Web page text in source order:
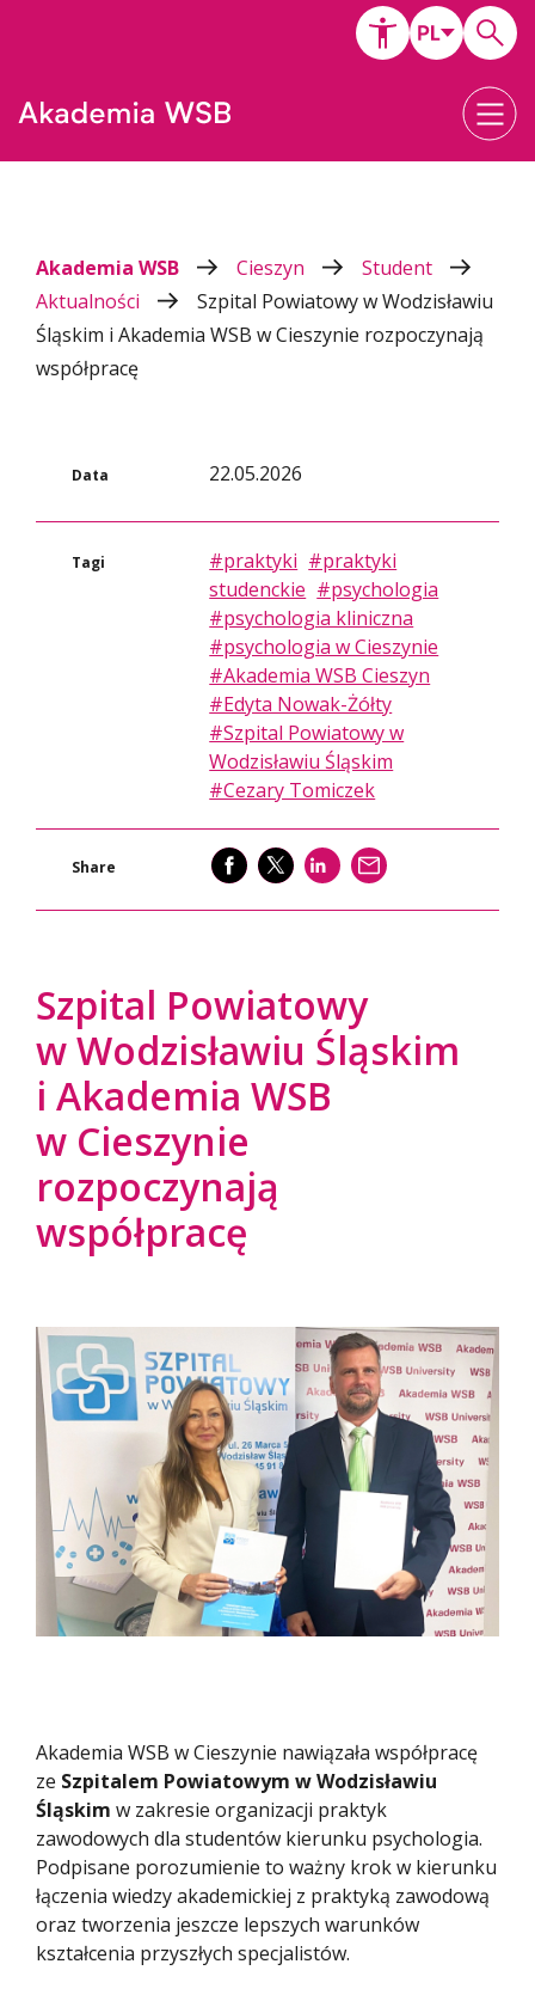
Akademia WSB Cieszyn
Student
Aktualności
Szpital Powiatowy w Wodzisławiu
Śląskim i Akademia WSB w Cieszynie rozpoczynają
współpracę
Data 22.05.2026
Tagi #praktyki #praktyki
studenckie #psychologia
#psychologia kliniczna
#psychologia w Cieszynie
#Akademia WSB Cieszyn
#Edyta Nowak-Żółty
#Szpital Powiatowy w
Wodzisławiu Śląskim
#Cezary Tomiczek
Share SHARE SHARE SHARE
Szpital Powiatowy
w Wodzisławiu Śląskim
i Akademia WSB
w Cieszynie
rozpoczynają
współpracę
Akademia WSB w Cieszynie nawiązała współpracę
ze Szpitalem Powiatowym w Wodzisławiu
Śląskim w zakresie organizacji praktyk
zawodowych dla studentów kierunku psychologia.
Podpisane porozumienie to ważny krok w kierunku
łączenia wiedzy akademickiej z praktyką zawodową
oraz tworzenia jeszcze lepszych warunków
kształcenia przyszłych specjalistów.